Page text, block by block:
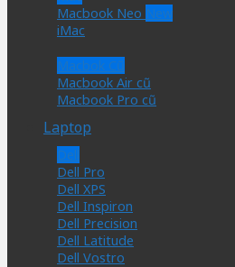
Macbook Neo
iMac
Macbok Cũ
Macbook Air cũ
Macbook Pro cũ
Laptop
Dell
Dell Pro
Dell XPS
Dell Inspiron
Dell Precision
Dell Latitude
Dell Vostro